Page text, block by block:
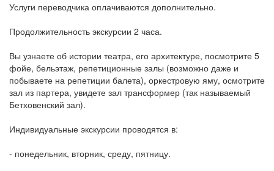
Услуги переводчика оплачиваются дополнительно.
Продолжительность экскурсии 2 часа.
Вы узнаете об истории театра, его архитектуре, посмотрите 5
фойе, бельэтаж, репетиционные залы (возможно даже и
побываете на репетиции балета), оркестровую яму, осмотрите
зал из партера, увидете зал трансформер (так называемый
Бетховенский зал).
Индивидуальные экскурсии проводятся в:
- понедельник, вторник, среду, пятницу.